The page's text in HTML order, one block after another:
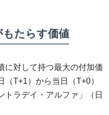
もたらす価値
に対して持つ最大の付加価
T+1）から当日（T+0）
トラデイ・アルファ」（日